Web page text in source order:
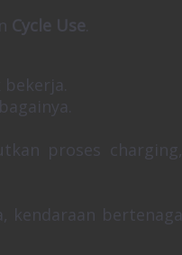
Cycle Use
proses charging,
kendaraan bertenaga